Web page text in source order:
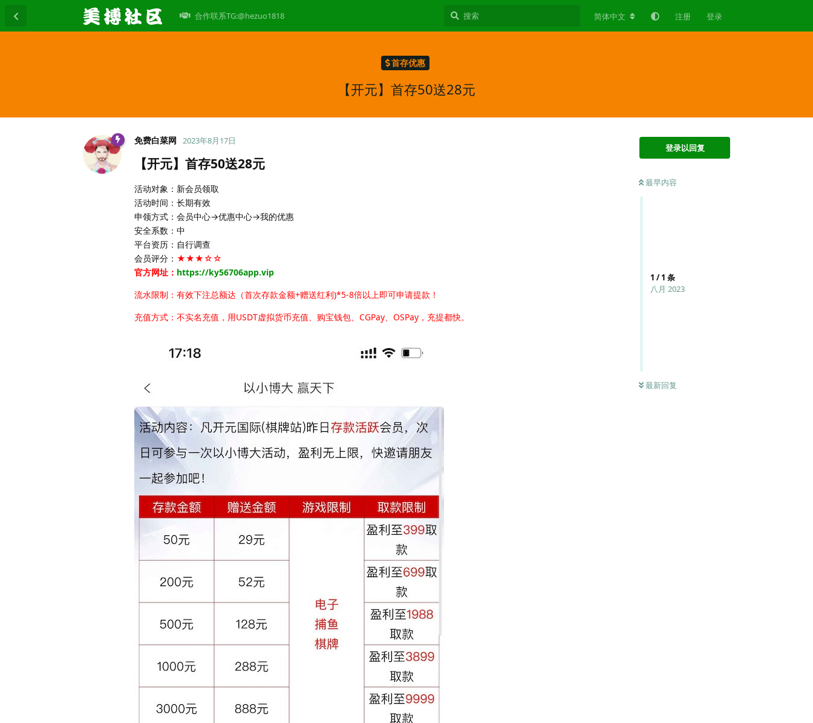
合作联系TG:@hezuo1818 简体中文 注册 登录
首存优惠
【开元】首存50送28元
登录以回复
最早内容
1 /1 条
八月 2023
最新回复
免费白菜网 2023年8月17日
【开元】首存50送28元
活动对象：新会员领取
活动时间：长期有效
申领方式：会员中心→优惠中心→我的优惠
安全系数：中
平台资历：自行调查
会员评分： ★★★☆☆
官方网址： https://ky56706app.vip
流水限制：有效下注总额达（首次存款金额+赠送红利)*5-8倍以上即可申请提款！
充值方式：不实名充值，用USDT虚拟货币充值、购宝钱包、CGPay、OSPay，充提都快。